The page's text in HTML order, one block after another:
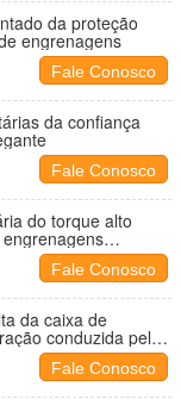
da proteção
engrenagens
Fale Conosco
da confiança
Fale Conosco
do torque alto
elevada
Fale Conosco
da caixa de
conduzida pela
Fale Conosco